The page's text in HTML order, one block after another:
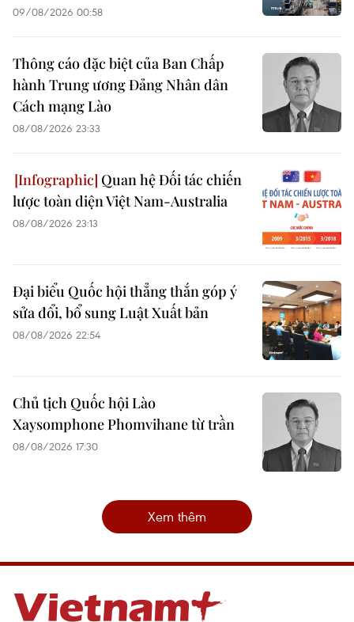
09/08/2026 00:58
Thông cáo đặc biệt của Ban Chấp
hành Trung ương Đảng Nhân dân
Cách mạng Lào
08/08/2026 23:33
Quan hệ Đối tác chiến
lược toàn diện Việt Nam-Australia
08/08/2026 23:13
Đại biểu Quốc hội thẳng thắn góp ý
sửa đổi, bổ sung Luật Xuất bản
08/08/2026 22:54
Chủ tịch Quốc hội Lào
Xaysomphone Phomvihane từ trần
08/08/2026 17:30
Xem thêm